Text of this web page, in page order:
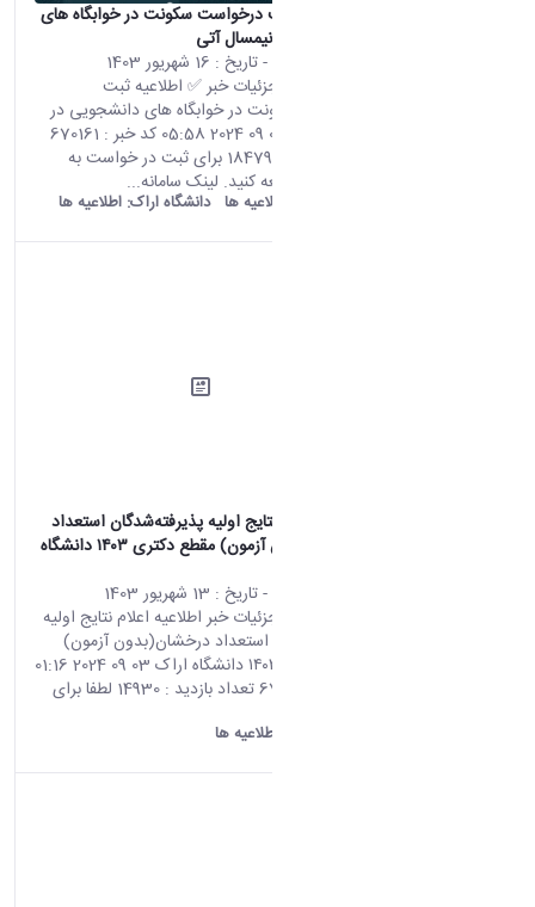
✅ اطلاعیه ثبت درخواست سکونت در خوابگاه های
دانشجویی در نیمسال آتی
- تاریخ : 16 شهریور 1403
صفحه اصلی جزئیات خبر ✅ اطلاعیه ثبت
درخواست سکونت در خوابگاه های دانشجویی در
نیمسال آتی 06 09 2024 05:58 کد خبر : 670161
تعداد بازدید : 18479 برای ثبت در خواست به
لینک زیر مراجعه کنید. لینک سامانه...
اطلاعیه ها دانشگاه اراک: اطلاعیه ها
اطلاعیه اعلام نتایج اولیه‌ پذیرفته‌شدگان استعداد
درخشان(بدون آزمون) مقطع دکتری ۱۴۰۳ دانشگاه
- تاریخ : 13 شهریور 1403
صفحه اصلی جزئیات خبر اطلاعیه اعلام نتایج اولیه‌
پذیرفته‌شدگان استعداد درخشان(بدون آزمون)
مقطع دکتری ۱۴۰۳ دانشگاه اراک 03 09 2024 01:16
کد خبر : 670200 تعداد بازدید : 14930 لطفا برای
اطلاعیه ها